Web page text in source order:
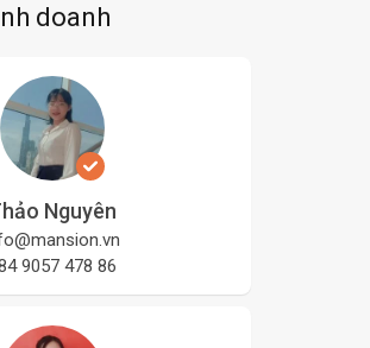
doanh
Nguyên
9057 478 86